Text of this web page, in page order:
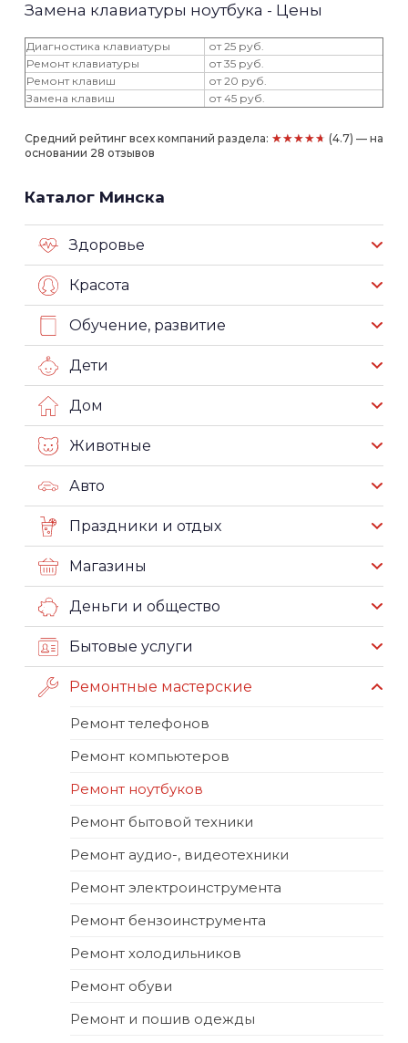
Замена клавиатуры ноутбука - Цены
Диагностика клавиатуры
от 25 руб.
Ремонт клавиатуры
от 35 руб.
Ремонт клавиш
от 20 руб.
Замена клавиш
от 45 руб.
Средний рейтинг всех компаний раздела: ★★★★★ (4.7) — на
основании 28 отзывов
Каталог Минска
Здоровье
Красота
Обучение, развитие
Дети
Дом
Животные
Авто
Праздники и отдых
Магазины
Деньги и общество
Бытовые услуги
Ремонтные мастерские
Ремонт телефонов
Ремонт компьютеров
Ремонт ноутбуков
Ремонт бытовой техники
Ремонт аудио-, видеотехники
Ремонт электроинструмента
Ремонт бензоинструмента
Ремонт холодильников
Ремонт обуви
Ремонт и пошив одежды